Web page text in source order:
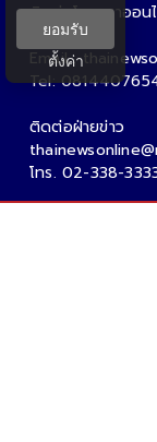
ติดต่อโฆษณาออน
คุณอ้อ
Email :
Tel:
ติดต่อฝ่ายข่าว
โทร. 02-338-
ยอมรับ
ตั้งค่า